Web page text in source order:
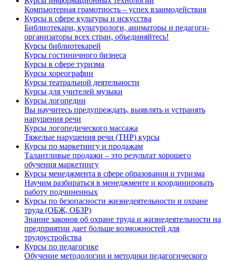
Компьютерная грамотность – успех взаимодействия
Курсы в сфере культуры и искусства
Библиотекари, культурологи, аниматоры и педагоги-
организаторы всех стран, объединяйтесь!
Курсы библиотекарей
Курсы гостиничного бизнеса
Курсы в сфере туризма
Курсы хореографии
Курсы театральной деятельности
Курсы для учителей музыки
Курсы логопедии
Вы научитесь предупреждать, выявлять и устранять
нарушения речи
Курсы логопедического массажа
Тяжелые нарушения речи (ТНР) курсы
Курсы по маркетингу и продажам
Талантливые продажи – это результат хорошего
обучения маркетингу
Курсы менеджмента в сфере образования и туризма
Научим разбираться в менеджменте и координировать
работу подчиненных
Курсы по безопасности жизнедеятельности и охране
труда (ОБЖ, ОБЗР)
Знание законов об охране труда и жизнедеятельности на
предприятии дает больше возможностей для
трудоустройства
Курсы по педагогике
Обучение методологии и методики педагогического